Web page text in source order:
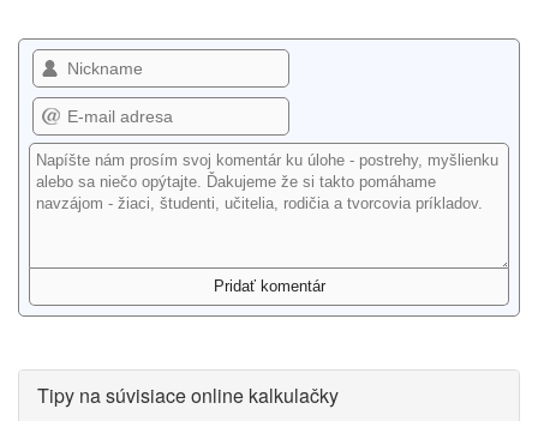
Tipy na súvisiace online kalkulačky